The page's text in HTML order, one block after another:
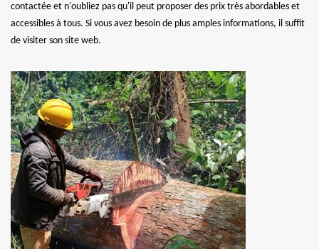
contactée et n'oubliez pas qu'il peut proposer des prix très abordables et
accessibles à tous. Si vous avez besoin de plus amples informations, il suffit
de visiter son site web.